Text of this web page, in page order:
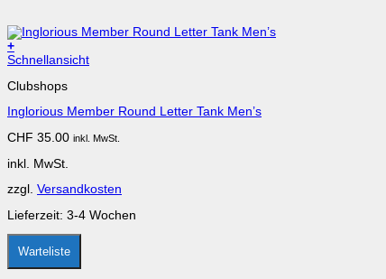
+
Schnellansicht
Clubshops
Inglorious Member Round Letter Tank Men’s
CHF 35.00 inkl. MwSt.
inkl. MwSt.
zzgl. Versandkosten
Lieferzeit: 3-4 Wochen
Warteliste